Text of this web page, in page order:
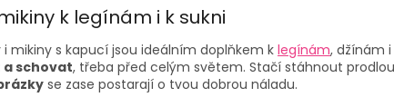
r
v
k
k legínám i k sukni
i mikiny s kapucí jsou ideálním doplňkem klegínám, džínám
schovat, třeba před celým světem. Stačí stáhnout
se zase postarají o tvou dobrou náladu.